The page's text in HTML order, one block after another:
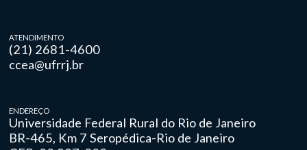
ATENDIMENTO
(21) 2681-4600
ccea@ufrrj.br
ENDEREÇO
Universidade Federal Rural do Rio de Janeiro
BR-465, Km 7 Seropédica-Rio de Janeiro